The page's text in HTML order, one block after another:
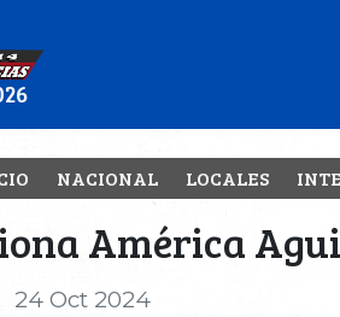
NACIONAL LOCALES
América
24 Oct 2024